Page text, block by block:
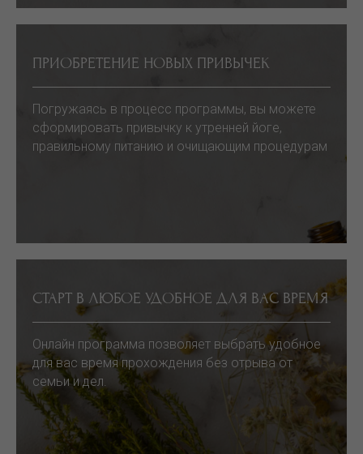
ПРИОБРЕТЕНИЕ НОВЫХ ПРИВЫЧЕК
Погружаясь в процесс программы, вы можете
сформировать привычку к утренней йоге,
правильному питанию и очищающим процедурам
СТАРТ В ЛЮБОЕ УДОБНОЕ ДЛЯ ВАС ВРЕМЯ
Онлайн программа позволяет выбрать удобное
для вас время прохождения без отрыва от
семьи и дел.